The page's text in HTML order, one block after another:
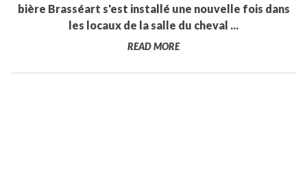
bière Brasséart s'est installé une nouvelle fois dans
les locaux de la salle du cheval ...
READ MORE